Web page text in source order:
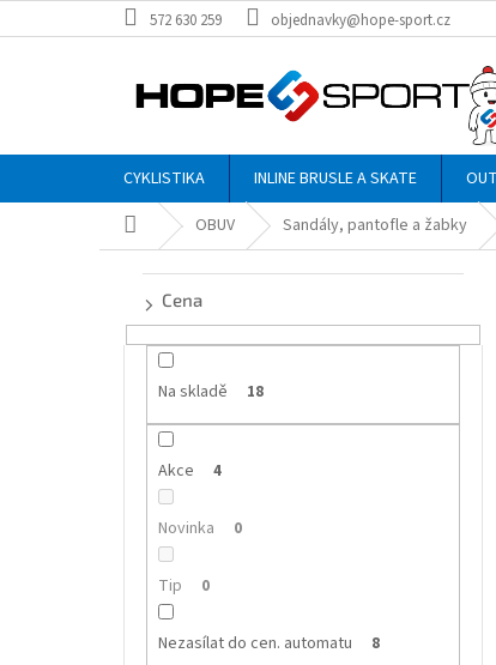
na
572 630 259 objednavky@hope-sport.cz
CYKLISTIKA INLINE BRUSLE A SKATE
Domů OBUV Sandály, pantofle a žabky
Cena
Na skladě 18
Akce 4
Novinka 0
Tip 0
Nezasílat do cen. automatu 8